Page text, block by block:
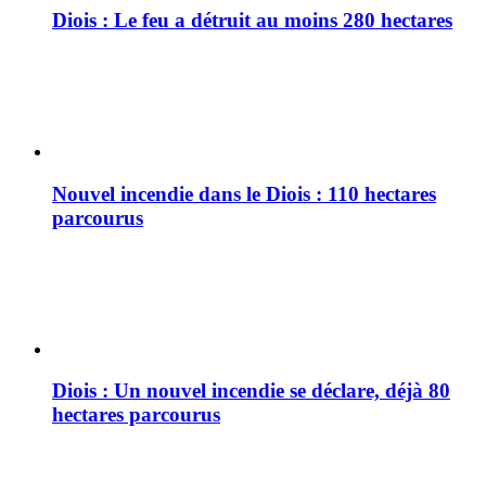
Diois : Le feu a détruit au moins 280 hectares
Nouvel incendie dans le Diois : 110 hectares
parcourus
Diois : Un nouvel incendie se déclare, déjà 80
hectares parcourus